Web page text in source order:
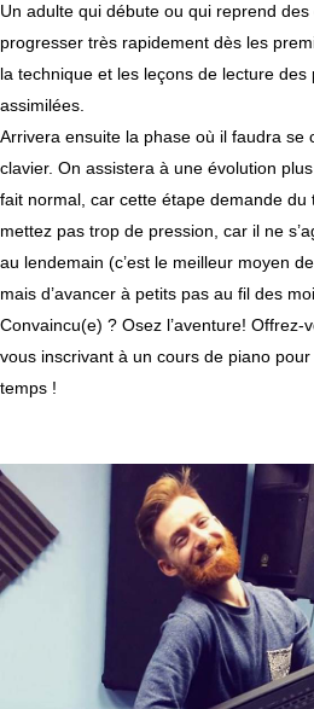
Un adulte qui débute ou qui reprend
progresser très rapidement dès les
la technique et les leçons de lecture des
assimilées.
Arrivera ensuite la phase où il faudra se
clavier. On assistera à une évolution
fait normal, car cette étape demande du
mettez pas trop de pression, car il ne
au lendemain (c’est le meilleur moyen
mais d’avancer à petits pas au fil des
Convaincu(e) ? Osez l’aventure!
vous inscrivant à un cours de piano
temps !